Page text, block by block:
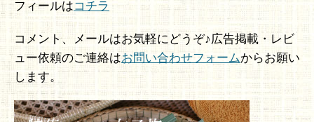
フィールはコチラ
コメント、メールはお気軽にどうぞ♪広告掲載・レビ
ュー依頼のご連絡はお問い合わせフォームからお願い
します。